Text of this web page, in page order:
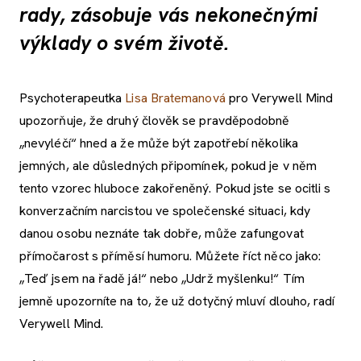
rady, zásobuje vás nekonečnými
výklady o svém životě.
Psychoterapeutka Lisa Bratemanová pro Verywell Mind
upozorňuje, že druhý člověk se pravděpodobně
„nevyléčí“ hned a že může být zapotřebí několika
jemných, ale důsledných připomínek, pokud je v něm
tento vzorec hluboce zakořeněný. Pokud jste se ocitli s
konverzačním narcistou ve společenské situaci, kdy
danou osobu neznáte tak dobře, může zafungovat
přímočarost s příměsí humoru. Můžete říct něco jako:
„Teď jsem na řadě já!“ nebo „Udrž myšlenku!“ Tím
jemně upozorníte na to, že už dotyčný mluví dlouho, radí
Verywell Mind.